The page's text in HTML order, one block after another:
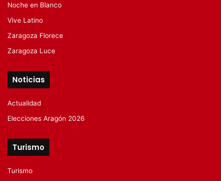
Noche en Blanco
Vive Latino
Zaragoza Florece
Zaragoza Luce
Noticias
Actualidad
Elecciones Aragón 2026
Turismo
Turismo